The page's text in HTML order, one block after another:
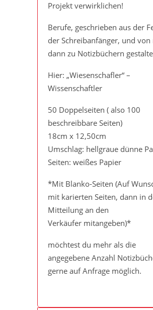
Projekt verwirklichen!
Berufe, geschrieben aus der
der Schreibanfänger, und
dann zu Notizbüchern
Hier: „Wiesenschafler“ –
Wissenschaftler
50 Doppelseiten ( also 100
beschreibbare Seiten)
18cm x 12,50cm
Umschlag: hellgraue dünne
Seiten: weißes Papier
*Mit Blanko-Seiten (Auf
mit karierten Seiten, dann in
Mitteilung an den
Verkäufer mitangeben)*
möchtest du mehr als die
angegebene Anzahl
gerne auf Anfrage möglich.